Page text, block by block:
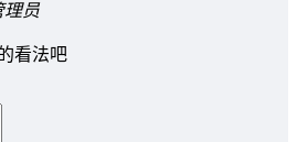
理员
看法吧